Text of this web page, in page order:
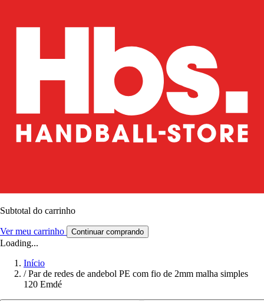
Subtotal do carrinho
Ver meu carrinho Continuar comprando
Loading...
Início
/ Par de redes de andebol PE com fio de 2mm malha simples
120 Emdé